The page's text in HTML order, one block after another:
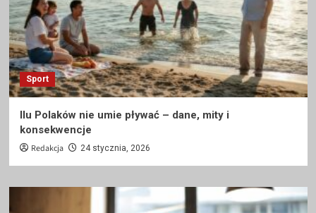
Sport
Ilu Polaków nie umie pływać – dane, mity i
konsekwencje
Redakcja 24 stycznia, 2026